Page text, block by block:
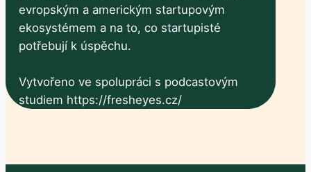
evropským a americkým startupovým
ekosystémem a na to, co startupisté
potřebují k úspěchu.
Vytvořeno ve spolupráci s podcastovým
studiem https://fresheyes.cz/